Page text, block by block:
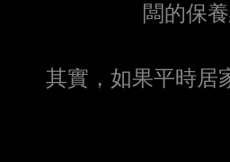
闆的保
其實，如果平時居